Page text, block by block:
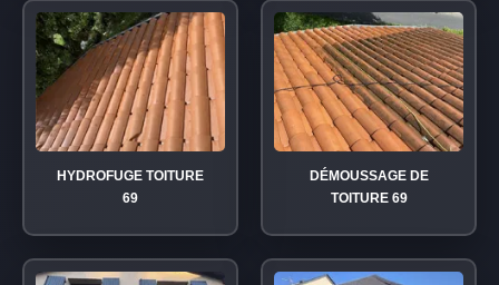
HYDROFUGE TOITURE
69
DÉMOUSSAGE DE
TOITURE 69